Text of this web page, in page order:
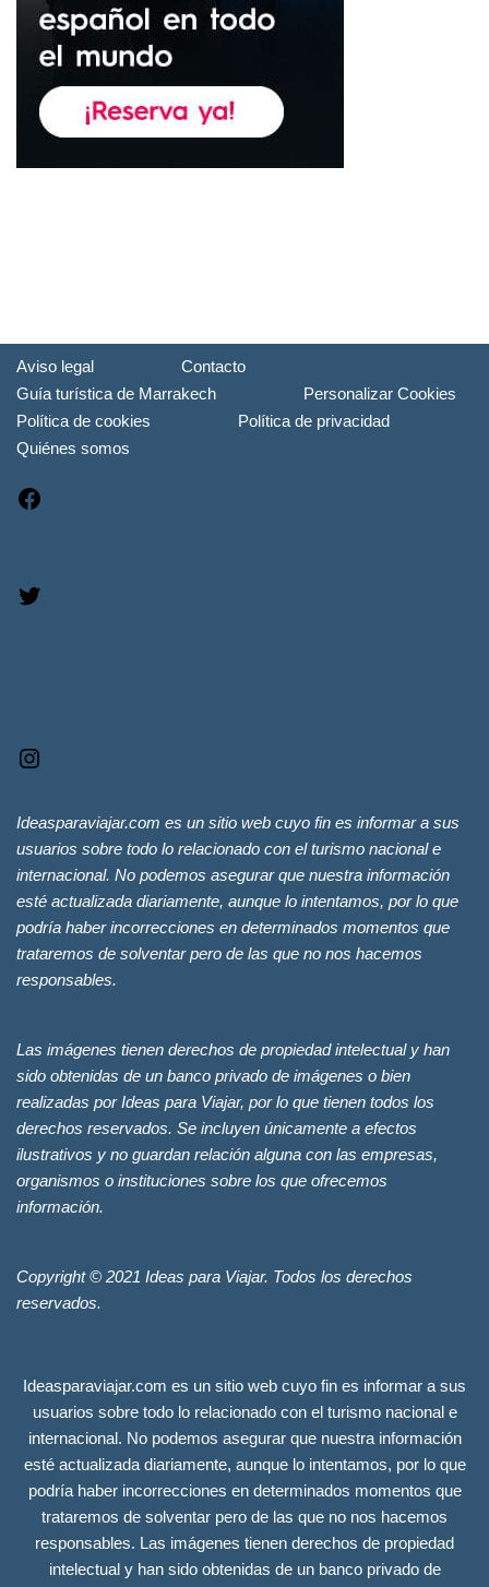
Aviso legal
Contacto
Guía turística de Marrakech
Personalizar Cookies
Política de cookies
Política de privacidad
Quiénes somos
Ideasparaviajar.com es un sitio web cuyo fin es informar a sus
usuarios sobre todo lo relacionado con el turismo nacional e
internacional. No podemos asegurar que nuestra información
esté actualizada diariamente, aunque lo intentamos, por lo que
podría haber incorrecciones en determinados momentos que
trataremos de solventar pero de las que no nos hacemos
responsables.
Las imágenes tienen derechos de propiedad intelectual y han
sido obtenidas de un banco privado de imágenes o bien
realizadas por Ideas para Viajar, por lo que tienen todos los
derechos reservados. Se incluyen únicamente a efectos
ilustrativos y no guardan relación alguna con las empresas,
organismos o instituciones sobre los que ofrecemos
información.
Copyright © 2021 Ideas para Viajar. Todos los derechos
reservados.
Ideasparaviajar.com es un sitio web cuyo fin es informar a sus
usuarios sobre todo lo relacionado con el turismo nacional e
internacional. No podemos asegurar que nuestra información
esté actualizada diariamente, aunque lo intentamos, por lo que
podría haber incorrecciones en determinados momentos que
trataremos de solventar pero de las que no nos hacemos
responsables. Las imágenes tienen derechos de propiedad
intelectual y han sido obtenidas de un banco privado de